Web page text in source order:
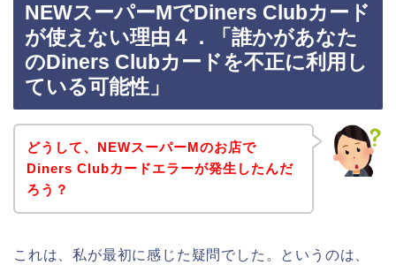
NEWスーパーMでDiners Clubカード
が使えない理由４．「誰かがあなた
のDiners Clubカードを不正に利用し
ている可能性」
どうして、NEWスーパーMのお店で
Diners Clubカードエラーが発生したんだ
ろう？
これは、私が最初に感じた疑問でした。というのは、